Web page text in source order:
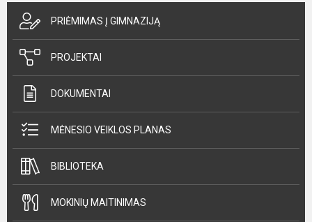
PRIĖMIMAS Į GIMNAZIJĄ
PROJEKTAI
DOKUMENTAI
MĖNESIO VEIKLOS PLANAS
BIBLIOTEKA
MOKINIŲ MAITINIMAS